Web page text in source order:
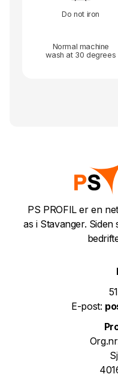
Do not iron
Normal machine
wash at 30 degrees
PS PROFIL er en
as i Stavanger.
E-post: